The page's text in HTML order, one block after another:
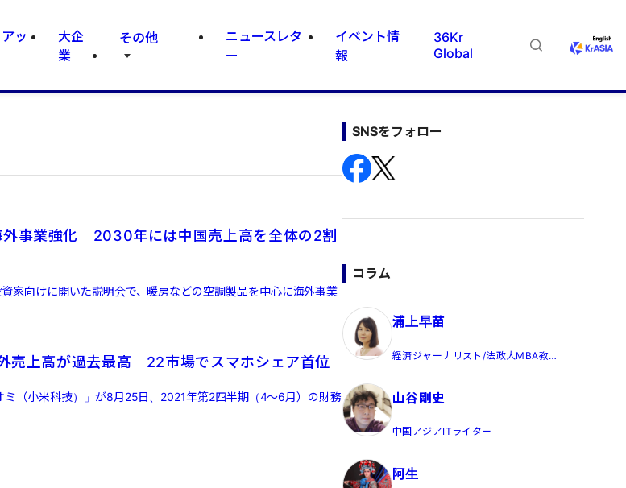
ッ
大企
業
その他
ニュースレタ
ー
イベント情
報
36Kr
Global
外事業強化 2030年には中国売上高を全体の2割
家向けに開いた説明会で、暖房などの空調製品を中心に海外事業
売上高が過去最高 22市場でスマホシェア首位
ミ（小米科技）」が8月25日、2021年第2四半期（4～6月）の財務
SNSをフォロー
コラム
浦上早苗
経済ジャーナリスト/法政大MBA教
山谷剛史
中国アジアITライター
阿生